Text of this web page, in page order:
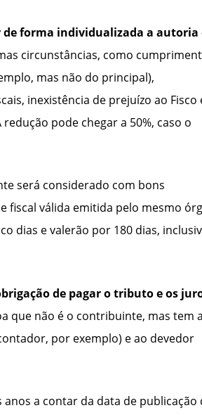
de forma individualizada a autoria
circunstâncias, como
mas não do principal),
inexistência de prejuízo ao Fisco
pode chegar a 50%, caso o
será considerado com bons
fiscal válida emitida pelo mesmo
dias e valerão por 180 dias,
de pagar o tributo e os
que não é o contribuinte, mas tem a
por exemplo) e ao devedor
a contar da data de publicação